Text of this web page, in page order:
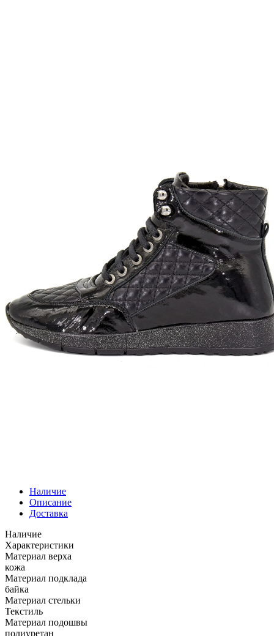
Наличие
Описание
Доставка
Наличие
Характеристики
Материал верха
кожа
Материал подклада
байка
Материал стельки
Текстиль
Материал подошвы
полиуретан